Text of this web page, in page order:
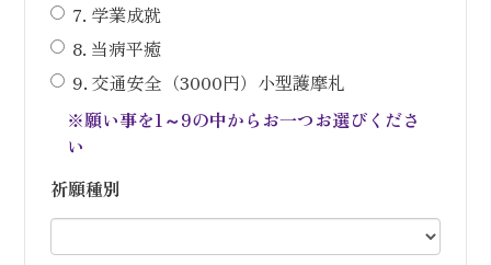
7. 学業成就
8. 当病平癒
9. 交通安全（3000円）小型護摩札
※願い事を1～9の中からお一つお選びくださ
い
祈願種別